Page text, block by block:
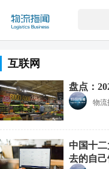
互联网
盘点：
物流
中国十
去的自己